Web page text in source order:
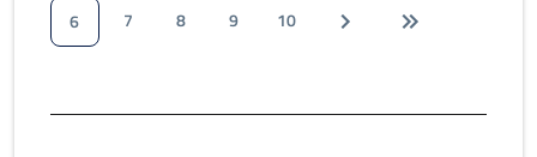
6
7 8 9 10